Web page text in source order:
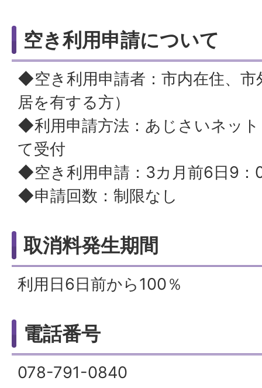
空き利用申請について
◆空き利用申請者：市内在住、市
居を有する方）
◆利用申請方法：あじさいネッ
て受付
◆空き利用申請：3カ月前6日9：
◆申請回数：制限なし
取消料発生期間
利用日6日前から100％
電話番号
078-791-0840